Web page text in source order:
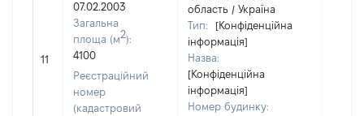
11
07.02.2003
Загальна
площа (м2):
4100
Реєстраційний
номер
(кадастровий
область / Україна
Тип:
[Конфіденційна
інформація]
Назва:
[Конфіденційна
інформація]
Номер будинку: